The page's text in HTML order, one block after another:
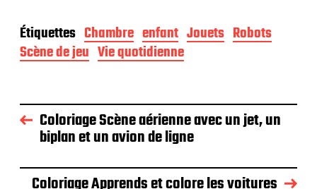
Étiquettes Chambre enfant Jouets Robots
Scène de jeu Vie quotidienne
Coloriage Scène aérienne avec un jet, un
biplan et un avion de ligne